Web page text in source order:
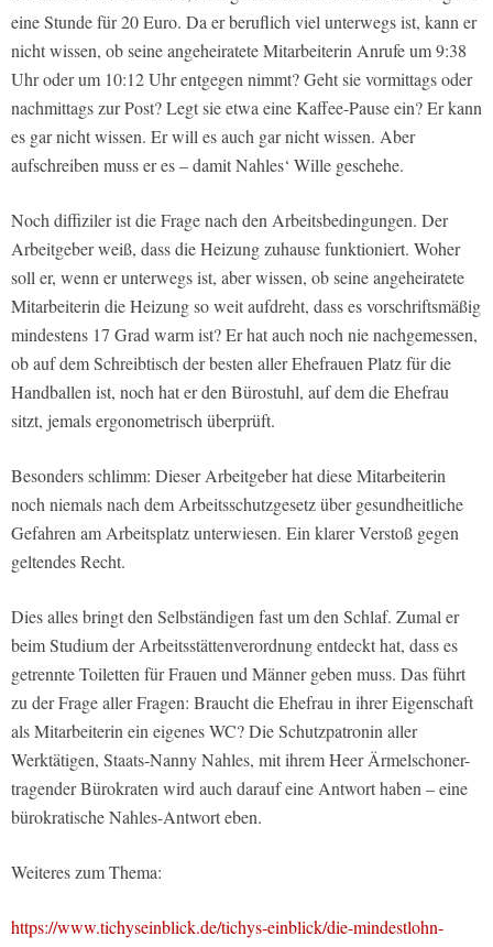
eine Stunde für 20 Euro. Da er beruflich viel unterwegs ist, kann er
nicht wissen, ob seine angeheiratete Mitarbeiterin Anrufe um 9:38
Uhr oder um 10:12 Uhr entgegen nimmt? Geht sie vormittags oder
nachmittags zur Post? Legt sie etwa eine Kaffee-Pause ein? Er kann
es gar nicht wissen. Er will es auch gar nicht wissen. Aber
aufschreiben muss er es – damit Nahles‘ Wille geschehe.
Noch diffiziler ist die Frage nach den Arbeitsbedingungen. Der
Arbeitgeber weiß, dass die Heizung zuhause funktioniert. Woher
soll er, wenn er unterwegs ist, aber wissen, ob seine angeheiratete
Mitarbeiterin die Heizung so weit aufdreht, dass es vorschriftsmäßig
mindestens 17 Grad warm ist? Er hat auch noch nie nachgemessen,
ob auf dem Schreibtisch der besten aller Ehefrauen Platz für die
Handballen ist, noch hat er den Bürostuhl, auf dem die Ehefrau
sitzt, jemals ergonometrisch überprüft.
Besonders schlimm: Dieser Arbeitgeber hat diese Mitarbeiterin
noch niemals nach dem Arbeitsschutzgesetz über gesundheitliche
Gefahren am Arbeitsplatz unterwiesen. Ein klarer Verstoß gegen
geltendes Recht.
Dies alles bringt den Selbständigen fast um den Schlaf. Zumal er
beim Studium der Arbeitsstättenverordnung entdeckt hat, dass es
getrennte Toiletten für Frauen und Männer geben muss. Das führt
zu der Frage aller Fragen: Braucht die Ehefrau in ihrer Eigenschaft
als Mitarbeiterin ein eigenes WC? Die Schutzpatronin aller
Werktätigen, Staats-Nanny Nahles, mit ihrem Heer Ärmelschoner-
tragender Bürokraten wird auch darauf eine Antwort haben – eine
bürokratische Nahles-Antwort eben.
Weiteres zum Thema:
https://www.tichyseinblick.de/tichys-einblick/die-mindestlohn-